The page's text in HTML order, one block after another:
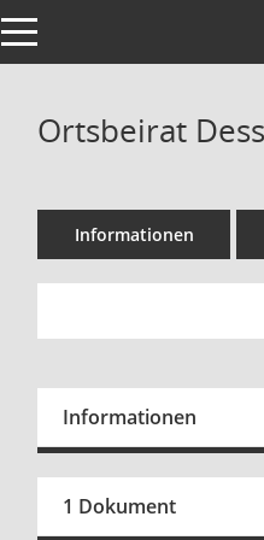
Toggle navigation
Ortsbeirat
Informationen
Informationen
1 Dokument